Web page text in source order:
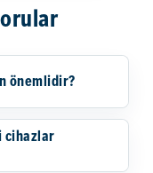
önemlidir?
cihazlar